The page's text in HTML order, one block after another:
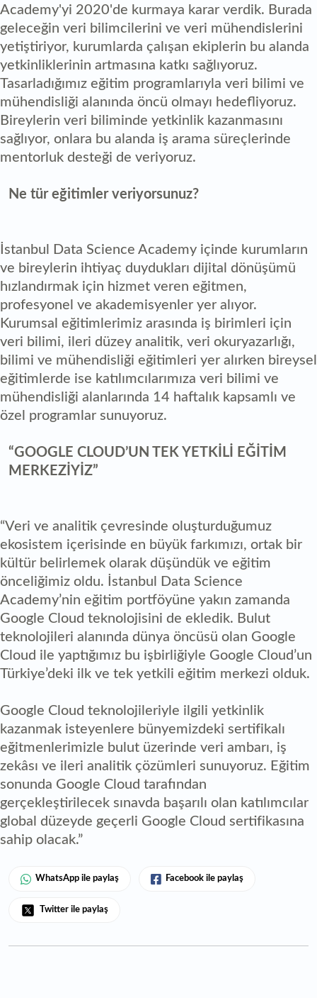
Academy'yi 2020'de kurmaya karar verdik. Burada
geleceğin veri bilimcilerini ve veri mühendislerini
yetiştiriyor, kurumlarda çalışan ekiplerin bu alanda
yetkinliklerinin artmasına katkı sağlıyoruz.
Tasarladığımız eğitim programlarıyla veri bilimi ve
mühendisliği alanında öncü olmayı hedefliyoruz.
Bireylerin veri biliminde yetkinlik kazanmasını
sağlıyor, onlara bu alanda iş arama süreçlerinde
mentorluk desteği de veriyoruz.
Ne tür eğitimler veriyorsunuz?
İstanbul Data Science Academy içinde kurumların
ve bireylerin ihtiyaç duydukları dijital dönüşümü
hızlandırmak için hizmet veren eğitmen,
profesyonel ve akademisyenler yer alıyor.
Kurumsal eğitimlerimiz arasında iş birimleri için
veri bilimi, ileri düzey analitik, veri okuryazarlığı,
bilimi ve mühendisliği eğitimleri yer alırken bireysel
eğitimlerde ise katılımcılarımıza veri bilimi ve
mühendisliği alanlarında 14 haftalık kapsamlı ve
özel programlar sunuyoruz.
“GOOGLE CLOUD’UN TEK YETKİLİ EĞİTİM
MERKEZİYİZ”
“Veri ve analitik çevresinde oluşturduğumuz
ekosistem içerisinde en büyük farkımızı, ortak bir
kültür belirlemek olarak düşündük ve eğitim
önceliğimiz oldu. İstanbul Data Science
Academy’nin eğitim portföyüne yakın zamanda
Google Cloud teknolojisini de ekledik. Bulut
teknolojileri alanında dünya öncüsü olan Google
Cloud ile yaptığımız bu işbirliğiyle Google Cloud’un
Türkiye’deki ilk ve tek yetkili eğitim merkezi olduk.
Google Cloud teknolojileriyle ilgili yetkinlik
kazanmak isteyenlere bünyemizdeki sertifikalı
eğitmenlerimizle bulut üzerinde veri ambarı, iş
zekâsı ve ileri analitik çözümleri sunuyoruz. Eğitim
sonunda Google Cloud tarafından
gerçekleştirilecek sınavda başarılı olan katılımcılar
global düzeyde geçerli Google Cloud sertifikasına
sahip olacak.”
WhatsApp ile paylaş Facebook ile paylaş
Twitter ile paylaş